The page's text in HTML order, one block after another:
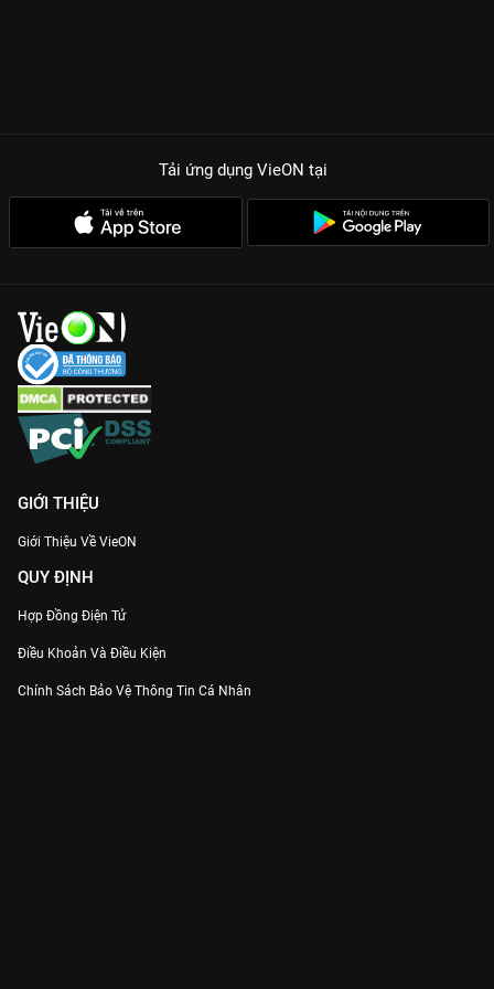
Tải ứng dụng VieON tại
GIỚI THIỆU
Giới Thiệu Về VieON
QUY ĐỊNH
Hợp Đồng Điện Tử
Điều Khoản Và Điều Kiện
Chính Sách Bảo Vệ Thông Tin Cá Nhân